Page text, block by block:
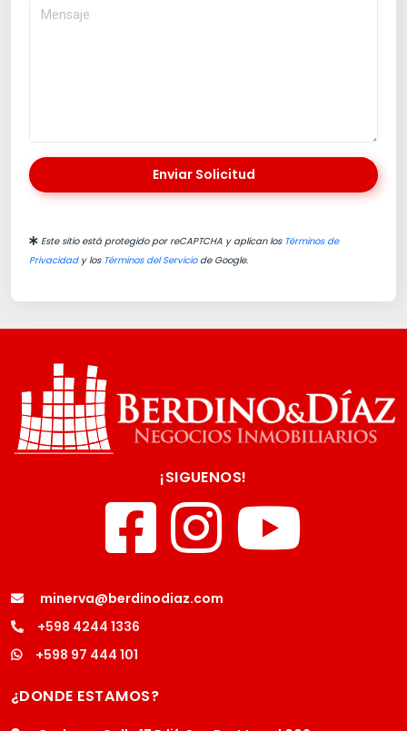
Enviar Solicitud
Este sitio está protegido por reCAPTCHA y aplican los Términos de
Privacidady los Términos del Serviciode Google.
¡SIGUENOS!
minerva@berdinodiaz.com
+598 4244 1336
+598 97 444 101
¿DONDE ESTAMOS?